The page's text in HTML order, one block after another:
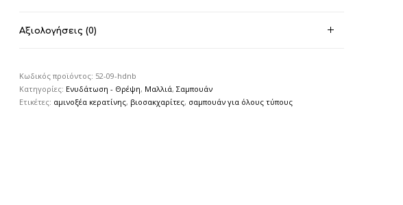
Αξιολογήσεις (0)
Κωδικός προϊόντος: 52-09-hdnb
Κατηγορίες: Ενυδάτωση - Θρέψη, Μαλλιά, Σαμπουάν
Ετικέτες: αμινοξέα κερατίνης, βιοσακχαρίτες, σαμπουάν για όλους τύπους